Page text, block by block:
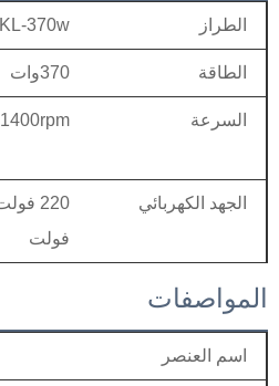
الطراز KL-370w
الطاقة 370وات
السرعة 1400rpm
الجهد الكهربائي
فولت
المواصفات
اسم العنصر